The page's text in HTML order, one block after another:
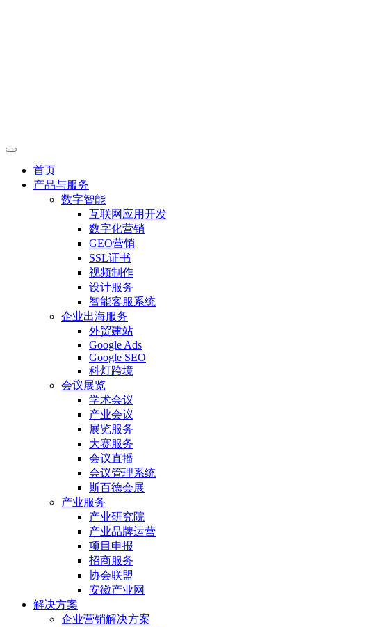
首页
产品与服务
数字智能
互联网应用开发
数字化营销
GEO营销
SSL证书
视频制作
设计服务
智能客服系统
企业出海服务
外贸建站
Google Ads
Google SEO
科灯跨境
会议展览
学术会议
产业会议
展览服务
大赛服务
会议直播
会议管理系统
斯百德会展
产业服务
产业研究院
产业品牌运营
项目申报
招商服务
协会联盟
安徽产业网
解决方案
企业营销解决方案